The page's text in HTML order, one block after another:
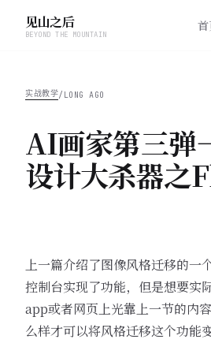
见山之后
BEYOND THE MOUNTAIN
实战教学/ LONG AGO
AI画家第三
设计大杀器之
上一篇介绍了图像风格迁移的一
控制台实现了功能，但是想要实
app或者网页上光靠上一节的内
么样才可以将风格迁移这个功能